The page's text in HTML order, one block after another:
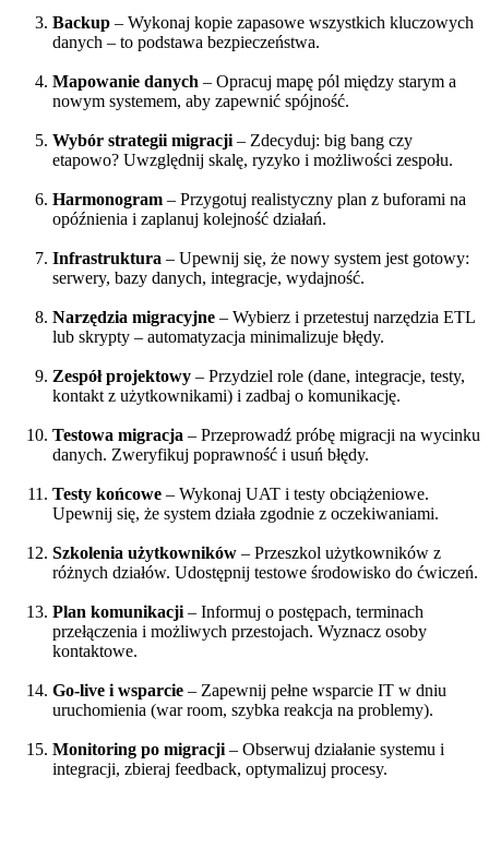
Backup – Wykonaj kopie zapasowe wszystkich kluczowych
danych – to podstawa bezpieczeństwa.
Mapowanie danych – Opracuj mapę pól między starym a
nowym systemem, aby zapewnić spójność.
Wybór strategii migracji – Zdecyduj: big bang czy
etapowo? Uwzględnij skalę, ryzyko i możliwości zespołu.
Harmonogram – Przygotuj realistyczny plan z buforami na
opóźnienia i zaplanuj kolejność działań.
Infrastruktura – Upewnij się, że nowy system jest gotowy:
serwery, bazy danych, integracje, wydajność.
Narzędzia migracyjne – Wybierz i przetestuj narzędzia ETL
lub skrypty – automatyzacja minimalizuje błędy.
Zespół projektowy – Przydziel role (dane, integracje, testy,
kontakt z użytkownikami) i zadbaj o komunikację.
Testowa migracja – Przeprowadź próbę migracji na wycinku
danych. Zweryfikuj poprawność i usuń błędy.
Testy końcowe – Wykonaj UAT i testy obciążeniowe.
Upewnij się, że system działa zgodnie z oczekiwaniami.
Szkolenia użytkowników – Przeszkol użytkowników z
różnych działów. Udostępnij testowe środowisko do ćwiczeń.
Plan komunikacji – Informuj o postępach, terminach
przełączenia i możliwych przestojach. Wyznacz osoby
kontaktowe.
Go-live i wsparcie – Zapewnij pełne wsparcie IT w dniu
uruchomienia (war room, szybka reakcja na problemy).
Monitoring po migracji – Obserwuj działanie systemu i
integracji, zbieraj feedback, optymalizuj procesy.